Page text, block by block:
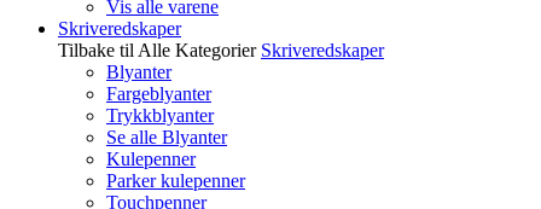
Vis alle varene
Skriveredskaper
Tilbake til Alle Kategorier Skriveredskaper
Blyanter
Fargeblyanter
Trykkblyanter
Se alle Blyanter
Kulepenner
Parker kulepenner
Touchpenner